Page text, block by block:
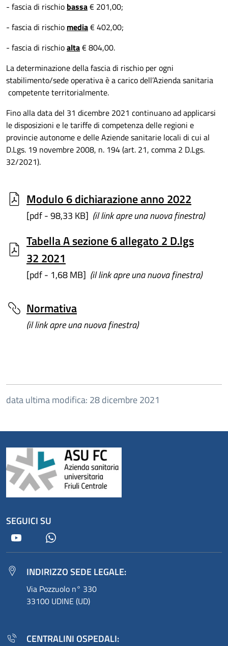
- fascia di rischio bassa€ 201,00;
- fascia di rischio media€ 402,00;
- fascia di rischioalta€ 804,00.
La determinazione della fascia di rischio per ogni
stabilimento/sede operativa è a carico dell’Azienda sanitaria
competente territorialmente.
Fino alla data del 31 dicembre 2021 continuano ad applicarsi
le disposizioni e le tariffe di competenza delle regioni e
provincie autonome e delle Aziende sanitarie locali di cui al
D.Lgs. 19 novembre 2008, n. 194 (art. 21, comma 2 D.Lgs.
32/2021).
Modulo 6 dichiarazione anno 2022
[pdf - 98,33 KB] (il link apre una nuova finestra)
Tabella A sezione 6 allegato 2 D.lgs
32 2021
[pdf - 1,68 MB] (il link apre una nuova finestra)
Normativa
(il link apre una nuova finestra)
data ultima modifica: 28 dicembre 2021
SEGUICI SU
Youtube
INDIRIZZO SEDE LEGALE:
Via Pozzuolo n° 330
33100 UDINE (UD)
CENTRALINI OSPEDALI: